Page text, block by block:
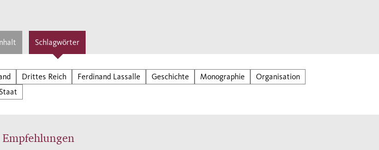
Schlagwörter
Drittes Reich Ferdinand Lassalle Geschichte Monographie
Organisation
Staat
Empfehlungen